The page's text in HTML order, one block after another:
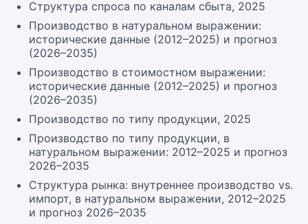
Структура спроса по каналам сбыта, 2025
Производство в натуральном выражении:
исторические данные (2012–2025) и прогноз
(2026–2035)
Производство в стоимостном выражении:
исторические данные (2012–2025) и прогноз
(2026–2035)
Производство по типу продукции, 2025
Производство по типу продукции, в
натуральном выражении: 2012–2025 и прогноз
2026–2035
Структура рынка: внутреннее производство vs.
импорт, в натуральном выражении, 2012–2025
и прогноз 2026–2035